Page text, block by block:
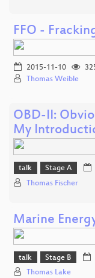
FFO -
2015-11-10
Thomas Weible
OBD-II:
My
talk Stage A
Thomas Fischer
Marine
talk Stage B
Thomas Lake